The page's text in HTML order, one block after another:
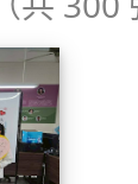
114自治